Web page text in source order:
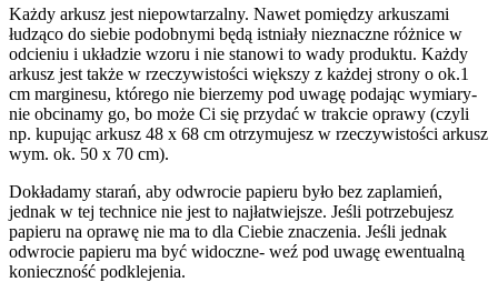
Każdy arkusz jest niepowtarzalny. Nawet pomiędzy arkuszami
łudząco do siebie podobnymi będą istniały nieznaczne różnice w
odcieniu i układzie wzoru i nie stanowi to wady produktu. Każdy
arkusz jest także w rzeczywistości większy z każdej strony o ok.1
cm marginesu, którego nie bierzemy pod uwagę podając wymiary-
nie obcinamy go, bo może Ci się przydać w trakcie oprawy (czyli
np. kupując arkusz 48 x 68 cm otrzymujesz w rzeczywistości arkusz
wym. ok. 50 x 70 cm).
Dokładamy starań, aby odwrocie papieru było bez zaplamień,
jednak w tej technice nie jest to najłatwiejsze. Jeśli potrzebujesz
papieru na oprawę nie ma to dla Ciebie znaczenia. Jeśli jednak
odwrocie papieru ma być widoczne- weź pod uwagę ewentualną
konieczność podklejenia.